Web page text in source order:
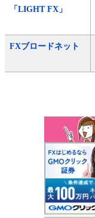
「LIGHT FX」
FXブロードネット